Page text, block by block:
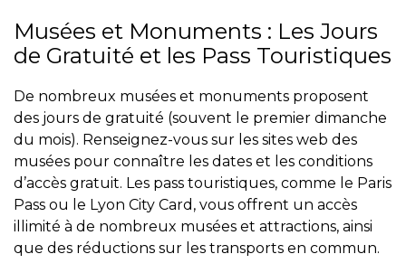
Musées et Monuments : Les Jours
de Gratuité et les Pass Touristiques
De nombreux musées et monuments proposent
des jours de gratuité (souvent le premier dimanche
du mois). Renseignez-vous sur les sites web des
musées pour connaître les dates et les conditions
d’accès gratuit. Les pass touristiques, comme le Paris
Pass ou le Lyon City Card, vous offrent un accès
illimité à de nombreux musées et attractions, ainsi
que des réductions sur les transports en commun.